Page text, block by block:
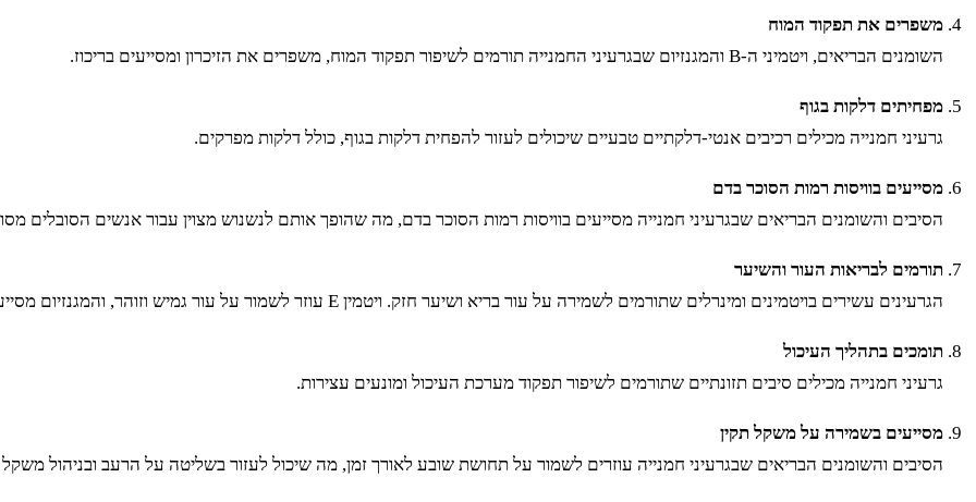
משפרים את תפקוד המוח
השומנים הבריאים, ויטמיני ה-B והמגנזיום שבגרעיני החמנייה תורמים לשיפור תפקוד המוח, משפרים את הזיכרון ומסייעים בריכוז.
מפחיתים דלקות בגוף
גרעיני חמנייה מכילים רכיבים אנטי-דלקתיים טבעיים שיכולים לעזור להפחית דלקות בגוף, כולל דלקות מפרקים.
מסייעים בוויסות רמות הסוכר בדם
הסיבים והשומנים הבריאים שבגרעיני חמנייה מסייעים בוויסות רמות הסוכר בדם, מה שהופך אותם לנשנוש מצוין עבור אנשים הסובלים
תורמים לבריאות העור והשיער
הגרעינים עשירים בויטמינים ומינרלים שתורמים לשמירה על עור בריא ושיער חזק. ויטמין E עוזר לשמור על עור גמיש וזוהר, והמגנזיום מסייע בחיזוק השיער.
תומכים בתהליך העיכול
גרעיני חמנייה מכילים סיבים תזונתיים שתורמים לשיפור תפקוד מערכת העיכול ומונעים עצירות.
מסייעים בשמירה על משקל תקין
הסיבים והשומנים הבריאים שבגרעיני חמנייה עוזרים לשמור על תחושת שובע לאורך זמן, מה שיכול לעזור בשליטה על הרעב ובניהול משקל